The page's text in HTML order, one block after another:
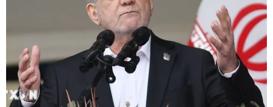
Nứt núi, Thanh Hóa sơ tán khẩn cấp
07/08/2026 13:17
Cảnh báo lũ trên lưu vực sông Thao